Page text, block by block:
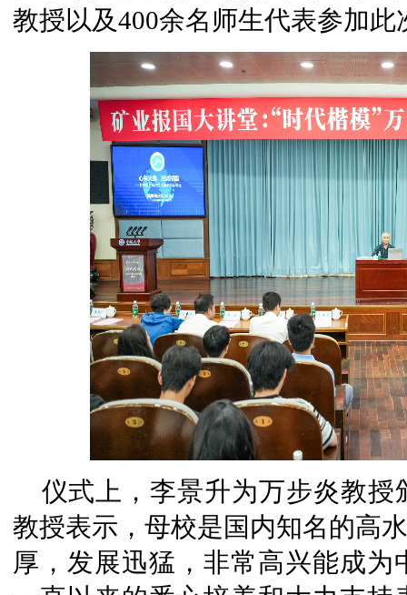
教授以及400余名师生代表参加此
仪式上，李景升为万步炎教
教授表示，母校是国内知名的高
厚，发展迅猛，非常高兴能成